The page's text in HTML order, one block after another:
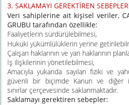
3. SAKLAMAYI GEREKTİREN
Veri sahiplerine ait kişisel veriler,
GRUBU tarafından özellikle:
Faaliyetlerin sürdürülebilmesi,
Hukuki yükümlülüklerin yerine
Çalışan haklarının ve yan haklarının
İş ilişkilerinin yönetilebilmesi,
Amacıyla yukarıda sayılan fiziki ve
güvenli bir biçimde Kanun ve diğer
sınırlar çerçevesinde saklanmaktadır.
Saklamayı gerektiren sebepler: